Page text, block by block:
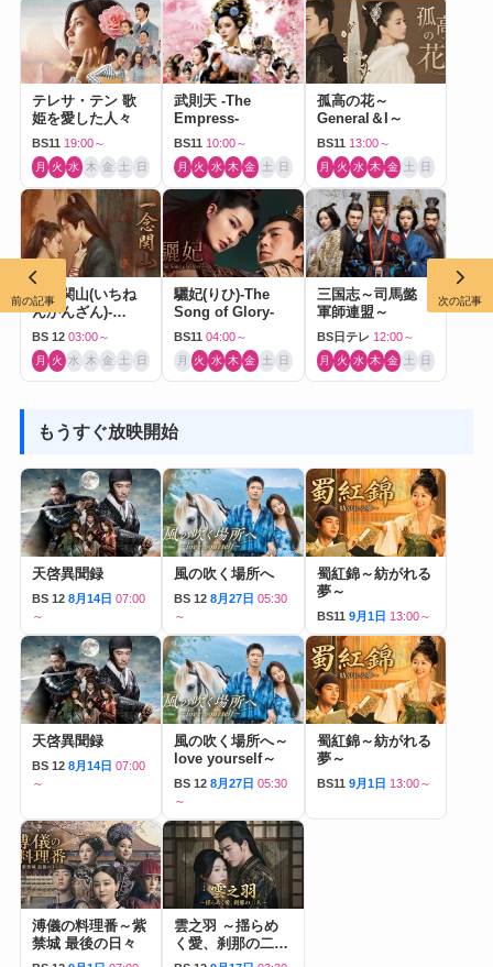
テレサ・テン 歌
姫を愛した人々
BS11 19:00～
月 火 水 木 金 土 日
武則天 -The
Empress-
BS11 10:00～
月 火 水 木 金 土 日
孤高の花～
General＆I～
BS11 13:00～
月 火 水 木 金 土 日
一念関山(いちね
んかんざん)-
Journey to Love-
BS 12 03:00～
月 火 水 木 金 土 日
驪妃(りひ)-The
Song of Glory-
BS11 04:00～
月 火 水 木 金 土 日
三国志～司馬懿
軍師連盟～
BS日テレ 12:00～
月 火 水 木 金 土 日
もうすぐ放映開始
天啓異聞録
BS 12 8月14日 07:00
～
風の吹く場所へ
BS 12 8月27日 05:30
～
蜀紅錦～紡がれる
夢～
BS11 9月1日 13:00～
天啓異聞録
BS 12 8月14日 07:00
～
風の吹く場所へ～
love yourself～
BS 12 8月27日 05:30
～
蜀紅錦～紡がれる
夢～
BS11 9月1日 13:00～
溥儀の料理番～紫
禁城 最後の日々
雲之羽 ～揺らめ
く愛、刹那の二人
～
前の記事 次の記事